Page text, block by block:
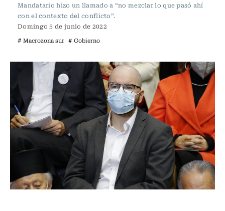
Mandatario hizo un llamado a “no mezclar lo que pasó ahí
con el contexto del conflicto”.
Domingo 5 de junio de 2022
# Macrozona sur # Gobierno